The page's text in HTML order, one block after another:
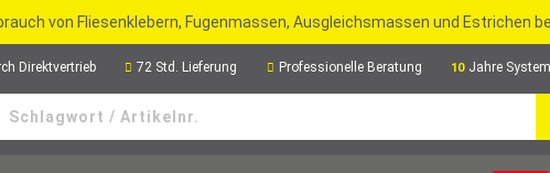
von Fliesenklebern, Fugenmassen, Ausgleichsmassen und Estrichen
Direktvertrieb 72 Std. Lieferung Professionelle Beratung 10 Jahre